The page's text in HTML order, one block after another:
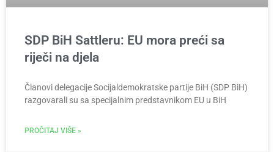
SDP BiH Sattleru: EU mora preći sa
riječi na djela
Članovi delegacije Socijaldemokratske partije BiH (SDP BiH)
razgovarali su sa specijalnim predstavnikom EU u BiH
PROČITAJ VIŠE »